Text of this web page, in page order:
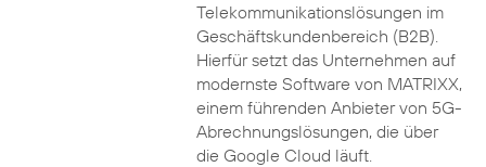
Telekommunikationslösungen im
Geschäftskundenbereich (B2B).
Hierfür setzt das Unternehmen auf
modernste Software von MATRIXX,
einem führenden Anbieter von 5G-
Abrechnungslösungen, die über
die Google Cloud läuft.